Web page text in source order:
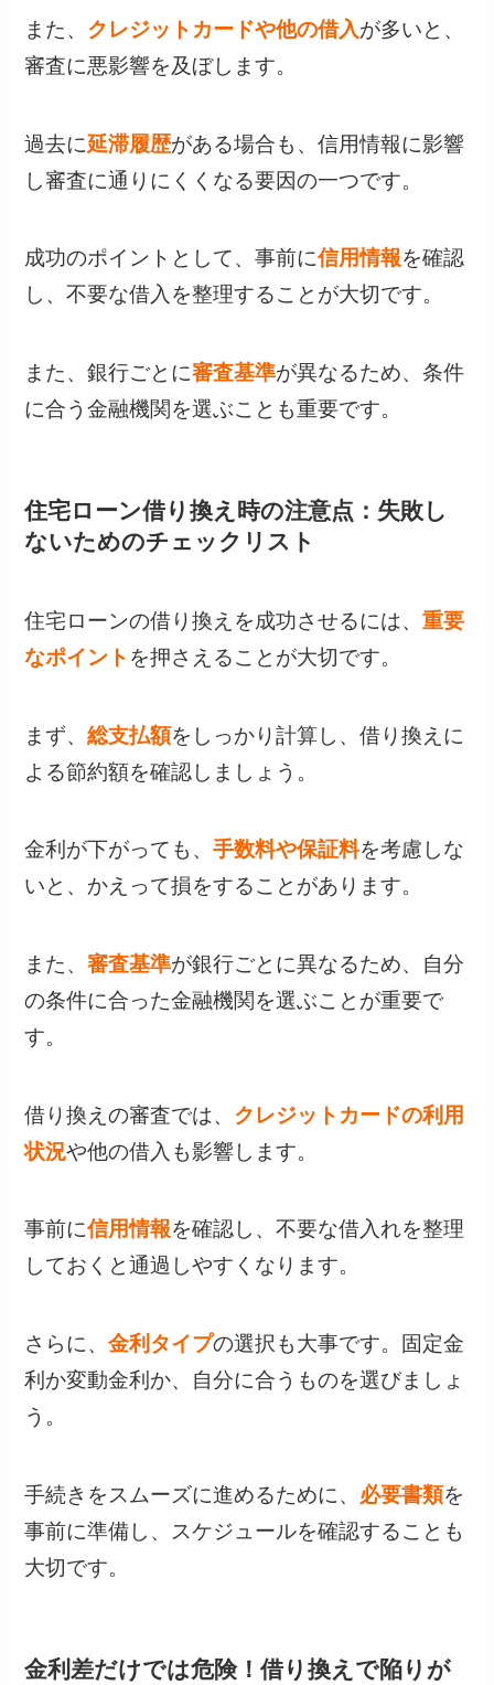
また、 クレジットカードや他の借入が多いと、
審査に悪影響を及ぼします。
過去に延滞履歴がある場合も、信用情報に影響
し審査に通りにくくなる要因の一つです。
成功のポイントとして、事前に信用情報を確認
し、不要な借入を整理することが大切です。
また、銀行ごとに審査基準が異なるため、条件
に合う金融機関を選ぶことも重要です。
住宅ローン借り換え時の注意点：失敗し
ないためのチェックリスト
住宅ローンの借り換えを成功させるには、重要
なポイント を押さえることが大切です。
まず、総支払額をしっかり計算し、借り換えに
よる節約額を確認しましょう。
金利が下がっても、手数料や保証料を考慮しな
いと、かえって損をすることがあります。
また、審査基準が銀行ごとに異なるため、自分
の条件に合った金融機関を選ぶことが重要で
す。
借り換えの審査では、 クレジットカードの利用
状況や他の借入も影響します。
事前に信用情報を確認し、不要な借入れを整理
しておくと通過しやすくなります。
さらに、金利タイプの選択も大事です。固定金
利か変動金利か、自分に合うものを選びましょ
う。
手続きをスムーズに進めるために、 必要書類を
事前に準備し、スケジュールを確認することも
大切です。
金利差だけでは危険！借り換えで陥りが